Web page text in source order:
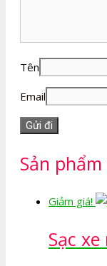
Tên
Email
Sản
Giảm giá!
Sạc